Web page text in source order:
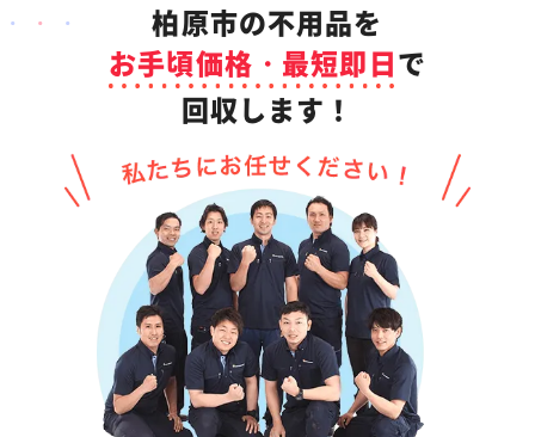
柏原市の不用品を
お手頃価格・最短即日で
回収します！